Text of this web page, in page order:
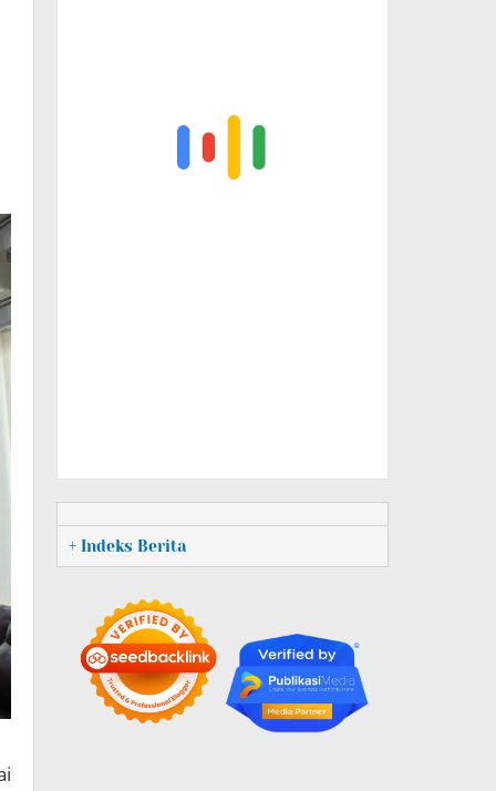
+ Indeks Berita